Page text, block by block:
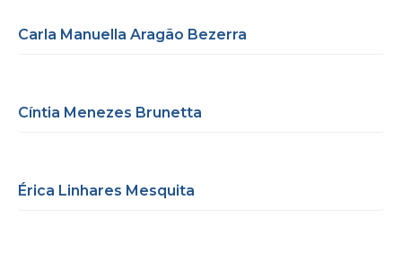
Carla Manuella Aragão Bezerra
Cíntia Menezes Brunetta
Érica Linhares Mesquita